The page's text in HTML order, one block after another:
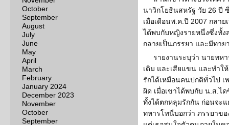
October
September
August
July
June
May
April
March
February
January 2024
December 2023
November
October
September
นาวิกโยธินสหรัฐ วัย 26 ปี
เมื่อเดือนพ.ค.ปี 2007 กลา
ได้พบกับหญิงรายหนึ่งซึ่งทั้
กลายเป็นภรรยา และมีทาย
รายงานระบุว่า นายทห
เดิม และเสียแขน และทำใ
รักได้เหมือนคนปกติทั่วไป
ผิด เมื่อเขาได้พบกับ น.ส.ไ
ทั้งได้ตกหลุมรักกัน ก่อนจะ
ทหารโทนี่บอกว่า ภรรยาขอ